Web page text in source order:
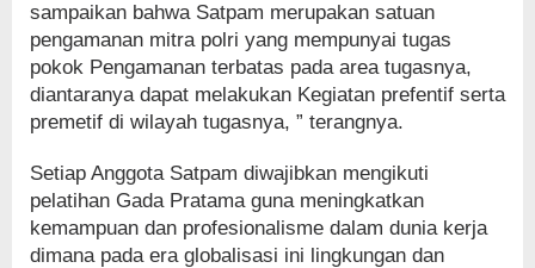
sampaikan bahwa Satpam merupakan satuan
pengamanan mitra polri yang mempunyai tugas
pokok Pengamanan terbatas pada area tugasnya,
diantaranya dapat melakukan Kegiatan prefentif serta
premetif di wilayah tugasnya, ” terangnya.
Setiap Anggota Satpam diwajibkan mengikuti
pelatihan Gada Pratama guna meningkatkan
kemampuan dan profesionalisme dalam dunia kerja
dimana pada era globalisasi ini lingkungan dan